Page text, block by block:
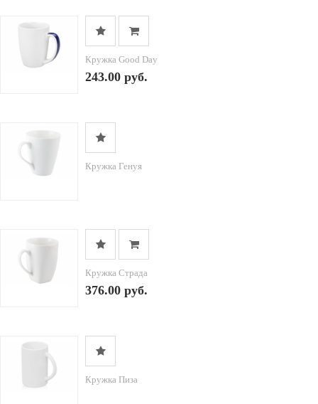
Кружка Good Day
243.00 руб.
Кружка Генуя
Кружка Страда
376.00 руб.
Кружка Пиза